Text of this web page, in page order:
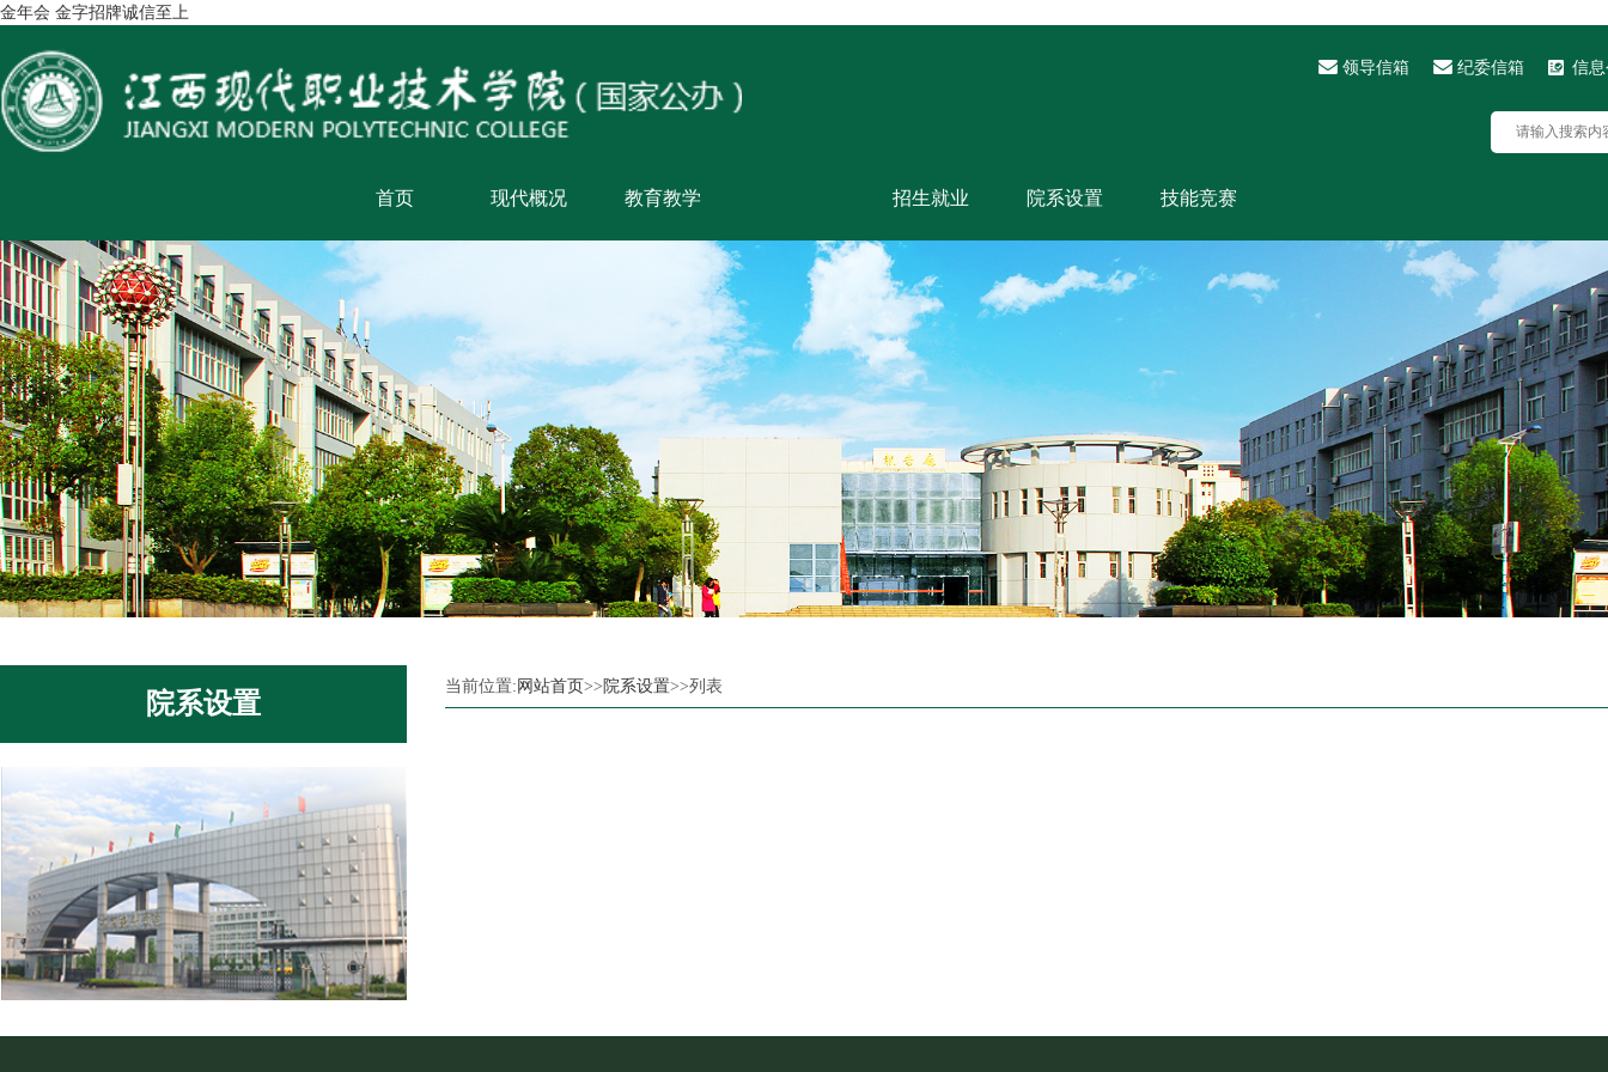
金年会 金字招牌诚信至上
领导信箱 纪委信箱 信
首页 现代概况 教育教学 招生就业 院系设置 技能竞赛
院系设置
当前位置: 网站首页>> 院系设置>>列表